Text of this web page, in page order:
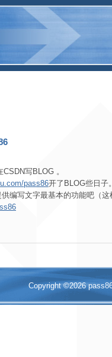
写BLOG 。
pass86开了BLOG些日子。
编写文字最基本的功能吧（
Copyright ©2026